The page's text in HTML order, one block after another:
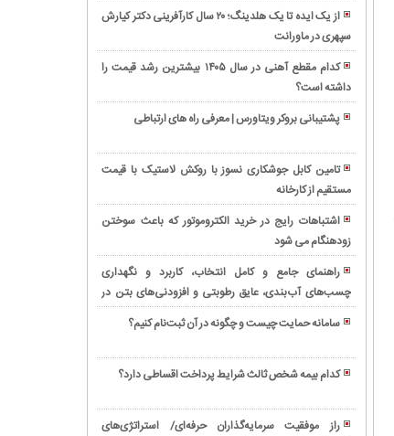
از یک ایده تا یک هلدینگ؛ ۲۰ سال کارآفرینی دکتر کیارش
سپهری در ماورانت
کدام مقطع آهنی در سال ۱۴۰۵ بیشترین رشد قیمت را
داشته است؟
پشتیبانی بروکر ویتاورس | معرفی راه های ارتباطی
تامین کابل جوشکاری نسوز با روکش لاستیک با قیمت
مستقیم از کارخانه
اشتباهات رایج در خرید الکتروموتور که باعث سوختن
زودهنگام می شود
راهنمای جامع و کامل انتخاب، کاربرد و نگهداری
چسب‌های آب‌بندی، عایق رطوبتی و افزودنی‌های بتن در
پروژه‌های ساختمانی
سامانه حمایت چیست و چگونه در آن ثبت‌نام کنیم؟
کدام بیمه شخص ثالث شرایط پرداخت اقساطی دارد؟
راز موفقیت سرمایه‌گذاران حرفه‌ای/ استراتژی‌های